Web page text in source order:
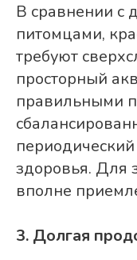
В сравнении с
питомцами,
требуют
просторный
правильными
здоровья. Для
вполне
3. Долгая